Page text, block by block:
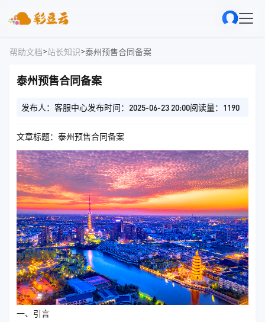
帮助文档>站长知识>泰州预售合同备案
泰州预售合同备案
发布人：客服中心发布时间：2025-06-23 20:00阅读量：1190
文章标题：泰州预售合同备案
一、引言